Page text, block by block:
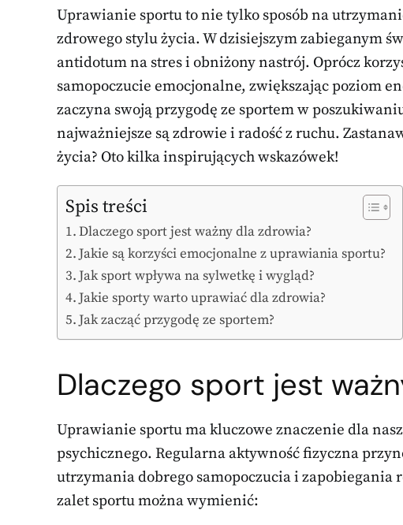
Uprawianie sportu to nie tylko sposób na
zdrowego stylu życia. W dzisiejszym zabieganym
antidotum na stres i obniżony nastrój. Oprócz
samopoczucie emocjonalne, zwiększając poziom
zaczyna swoją przygodę ze sportem w
najważniejsze są zdrowie i radość z ruchu.
życia? Oto kilka inspirujących wskazówek!
Spis treści
Dlaczego sport jest ważny dla zdrowia?
Jakie są korzyści emocjonalne z uprawiania sportu?
Jak sport wpływa na sylwetkę i wygląd?
Jakie sporty warto uprawiać dla zdrowia?
Jak zacząć przygodę ze sportem?
Dlaczego sport jest
Uprawianie sportu ma kluczowe znaczenie dla
psychicznego. Regularna aktywność fizyczna
utrzymania dobrego samopoczucia i zapobiegania
zalet sportu można wymienić: